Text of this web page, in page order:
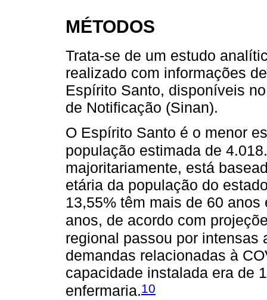
MÉTODOS
Trata-se de um estudo
realizado com informações
Espírito Santo, disponíveis
de Notificação (Sinan).
O Espírito Santo é o menor
população estimada de
majoritariamente, está
etária da população do
13,55% têm mais de 60
anos, de acordo com
regional passou por intensas
demandas relacionadas à
capacidade instalada era de
enfermaria.10